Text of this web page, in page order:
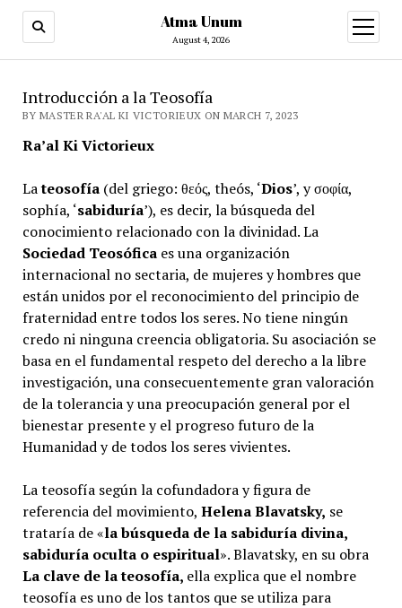
Atma Unum
August 4, 2026
open
menu
Introducción a la Teosofía
BY MASTER RA'AL KI VICTORIEUX ON MARCH 7, 2023
Ra’al Ki Victorieux
Lateosofía(del griego: θεός, theós, ‘Dios’, y σοφία,
sophía, ‘sabiduría’), es decir, la búsqueda del
conocimiento relacionado con la divinidad. La
Sociedad Teosóficaes una organización
internacional no sectaria, de mujeres y hombres que
están unidos por el reconocimiento del principio de
fraternidad entre todos los seres. No tiene ningún
credo ni ninguna creencia obligatoria. Su asociación se
basa en el fundamental respeto del derecho a la libre
investigación, una consecuentemente gran valoración
de la tolerancia y una preocupación general por el
bienestar presente y el progreso futuro de la
Humanidad y de todos los seres vivientes.
La teosofía según la cofundadora y figura de
referencia del movimiento, Helena Blavatsky, se
trataría de «la búsqueda de la sabiduría divina,
sabiduría oculta o espiritual». Blavatsky, en su obra
La clave de la teosofía, ella explica que el nombre
teosofía es uno de los tantos que se utiliza para